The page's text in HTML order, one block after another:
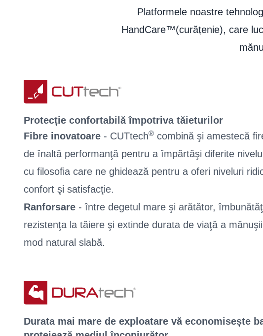
Platformele noastre
HandCare™(curățenie), care
Protecție confortabilă împotriva tăieturilor
Fibre inovatoare - CUTtech® combină şi amestecă
de înaltă performanţă pentru a împărtăşi diferite
cu filosofia care ne ghidează pentru a oferi niveluri
confort şi satisfacţie.
Ranforsare - între degetul mare şi arătător,
rezistenţa la tăiere şi extinde durata de viaţă a
mod natural slabă.
Durata mai mare de exploatare vă economisește